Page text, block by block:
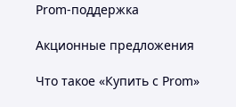
Prom-поддержка
Акционные предложения
Что такое «Купить с Prom»